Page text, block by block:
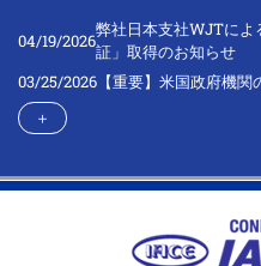
04/19/2026
弊社日本支社WJTによ
証」取得のお知らせ
03/25/2026 【重要】米国政府機
＋